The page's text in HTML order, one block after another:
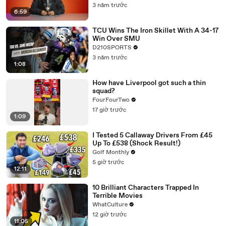
6:59
3 năm trước
1:08
TCU Wins The Iron Skillet With A 34-17
Win Over SMU
D210SPORTS
3 năm trước
1:09
How have Liverpool got such a thin
squad?
FourFourTwo
17 giờ trước
12:11
I Tested 5 Callaway Drivers From £45
Up To £538 (Shock Result!)
Golf Monthly
5 giờ trước
11:05
10 Brilliant Characters Trapped In
Terrible Movies
WhatCulture
12 giờ trước